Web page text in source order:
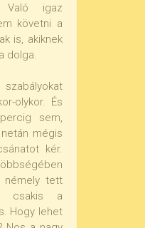
Való igaz
követni a
is, akiknek
dolga.
olykor. És
sem,
mégis
kér.
némely tett
csakis a
Hogy lehet